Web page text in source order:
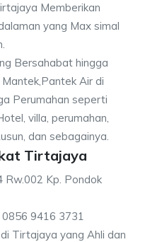
Memberikan
yang Max simal
Bersahabat hingga
Air di
Perumahan seperti
villa, perumahan,
dan sebagainya.
Tirtajaya
Rw.002 Kp. Pondok
9416 3731
Tirtajaya yang Ahli dan